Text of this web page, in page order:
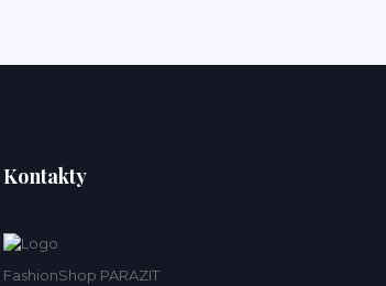
Kontakty
FashionShop PARAZIT